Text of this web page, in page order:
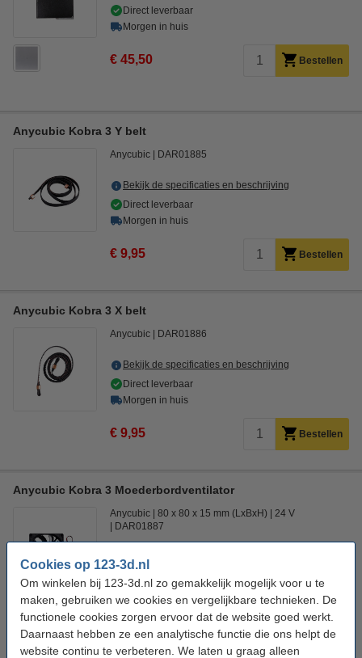
Cookies op 123-3d.nl
Om winkelen bij 123-3d.nl zo gemakkelijk mogelijk voor u te
maken, gebruiken we cookies en vergelijkbare technieken. De
functionele cookies zorgen ervoor dat de website goed werkt.
Daarnaast hebben ze een analytische functie die ons helpt de
website continu te verbeteren. We laten u graag alleen
Direct leverbaar
Morgen in huis
€ 45,50 Bestellen
Anycubic Kobra 3 Y belt
Anycubic DAR01885
Bekijk de specificaties en beschrijving
Direct leverbaar
Morgen in huis
€ 9,95 Bestellen
Anycubic Kobra 3 X belt
Anycubic DAR01886
Bekijk de specificaties en beschrijving
Direct leverbaar
Morgen in huis
€ 9,95 Bestellen
Anycubic Kobra 3 Moederbordventilator
Anycubic 80 x 80 x 15 mm (LxBxH)
24 V
DAR01887
Bekijk de specificaties en beschrijving
Direct leverbaar
Morgen in huis
€ 6,00
5% korting:
€ 5,70 Bestellen